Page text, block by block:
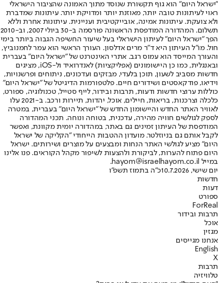
"ישראל היום" הוא גוף תקשורת שנוסד מתוך האמונה שהציבור הישראלי
ראוי לעיתונות טובה יותר, מאוזנת יותר ומדויקת יותר. עיתונות שמדברת
ולא צועקת. עיתונות אמינה, אובייקטיבית ועניינית. עיתונות אחרת וללא
תשלום. המהדורה המודפסת הראשונה פורסמה ב-30 ביולי 2007, וב-2010
הפך "ישראל היום" לעיתון הישראלי בעל שיעור החשיפה הגבוה ביותר בימי
חול. מו"ל העיתון היא ד"ר מרים אדלסון. העורך הראשי הוא עמר לחמנוביץ,
והעורך המייסד הוא עמוס רגב. אתרי האינטרנט של "ישראל היום" בעברית
ובאנגלית, כמו כן היישומונים (אפליקציות) לאנדרואיד ול-iOS, מציגים
חדשות מסביב לשעון, תוכן בלעדי, מבזקים ועדכונים, ניתוחים ופרשנויות,
וידיאו, פודקאסטים ושידורים חיים. פלטפורמות הדיגיטל של "ישראל היום"
כוללות ערוצי חדשות ודעות, תרבות ובידור, לייף סטייל, טכנולוגיה, ספורט,
כלכלה וצרכנות, בריאות, חיילים, אוכל, יהדות, תיירות ורכב. ב-2021 עלו
לאוויר האתר החדש והיישומון החדש של "ישראל היום" בעברית, במטרה
לספק לגולשים חוויה מהירה, עדכנית, בטוחה ונוחה. תכני המהדורה
המודפסת של העיתון זמינים גם באתר, במהדורה יומית מקוונת, ואפשר
לקבל אותם גם בניוזלטר. מועדון ההטבות הייחודי "הקליקה של ישראל
היום" מציע לגולשי האתר הנחות ומבצעים על מוצרים ושירותים. ישראל
היום פתוח להערות, לביקורת ולהצעות לשיפור מקהל הקוראים. פנו אלינו
במייל hayom@israelhayom.co.il.
יום שישי, 10.7.2026
כ"ה בתמוז תשפ"ו
חדשות
דעות
ספורט
ForReal
תרבות ובידור
אוכל
מגזין
אנחנו מגייסים
English
X
תרבות
טלוויזיה